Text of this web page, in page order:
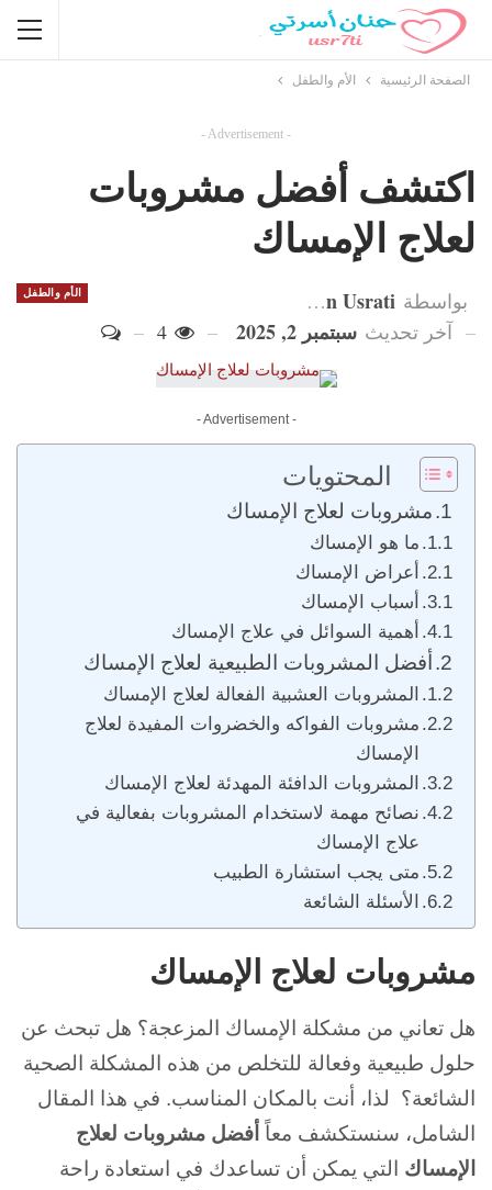
الصفحة الرئيسية الأم والطفل
- Advertisement -
اكتشف أفضل مشروبات
لعلاج الإمساك
الأم والطفل بواسطة Hanan Usrati
آخر تحديث سبتمبر 2, 2025
- Advertisement -
المحتويات
مشروبات لعلاج الإمساك
ما هو الإمساك
أعراض الإمساك
أسباب الإمساك
أهمية السوائل في علاج الإمساك
أفضل المشروبات الطبيعية لعلاج الإمساك
المشروبات العشبية الفعالة لعلاج الإمساك
مشروبات الفواكه والخضروات المفيدة لعلاج
الإمساك
المشروبات الدافئة المهدئة لعلاج الإمساك
نصائح مهمة لاستخدام المشروبات بفعالية في
علاج الإمساك
متى يجب استشارة الطبيب
الأسئلة الشائعة
مشروبات لعلاج الإمساك
هل تعاني من مشكلة الإمساك المزعجة؟ هل تبحث عن
حلول طبيعية وفعالة للتخلص من هذه المشكلة الصحية
الشائعة؟ لذا، أنت بالمكان المناسب. في هذا المقال
الشامل، سنستكشف معاً أفضل مشروبات لعلاج
الإمساك التي يمكن أن تساعدك في استعادة راحة